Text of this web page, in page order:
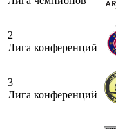
2
Лига конференций
3
Лига конференций